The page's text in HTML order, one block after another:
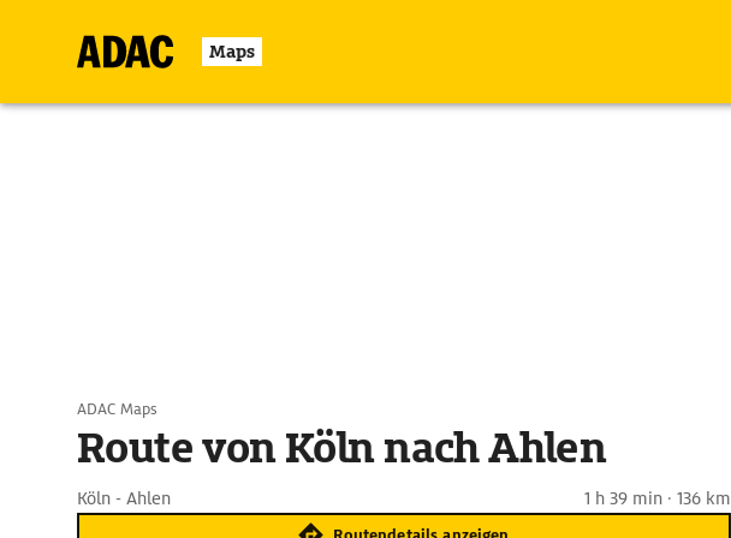
Maps
ADAC Maps
Route von Köln nach Ahlen
Köln - Ahlen 1 h 39 min · 136 km